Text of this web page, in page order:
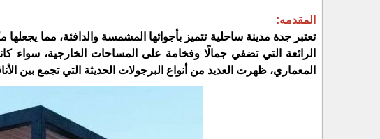
المقدمه:
تعتبر جدة مدينة ساحلية تتميز بأجوائها المشمسة والدافئة، مما يجعلها
الرائعة التي تضفي جمالًا وفخامة على المساحات الخارجية،
المعماري، ظهرت العديد من أنواع البرجولات الحديثة التي تجمع بين